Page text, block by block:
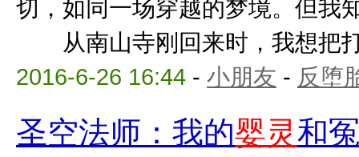
切，如同一场穿越的梦境。但我
从南山寺刚回来时，我想把
2016-6-26 16:44 - 小朋友 - 反堕
圣空法师：我的婴灵和